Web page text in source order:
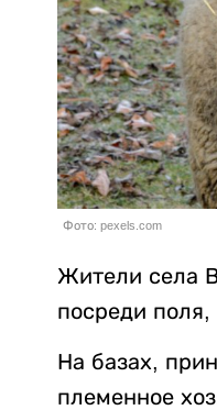
Фото: pexels.com
Жители села
посреди поля,
На базах,
племенное